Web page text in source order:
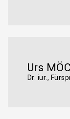
Urs
Dr. iur.,